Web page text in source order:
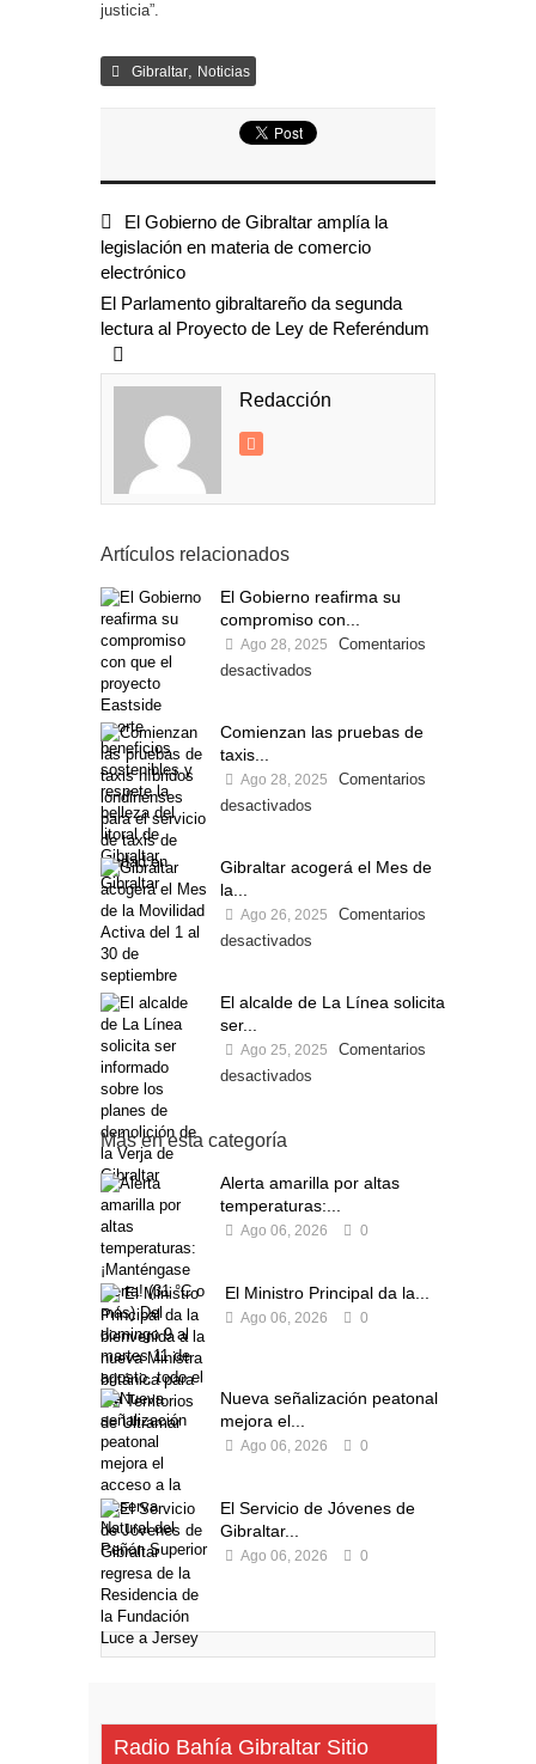
justicia”.
Gibraltar, Noticias
El Gobierno de Gibraltar amplía la
legislación en materia de comercio
electrónico
El Parlamento gibraltareño da segunda
lectura al Proyecto de Ley de Referéndum
Redacción
Artículos relacionados
El Gobierno reafirma su
compromiso con...
Ago 28, 2025
Comentarios
desactivados
Comienzan las pruebas de
taxis...
Ago 28, 2025
Comentarios
desactivados
Gibraltar acogerá el Mes de
la...
Ago 26, 2025
Comentarios
desactivados
El alcalde de La Línea solicita
ser...
Ago 25, 2025
Comentarios
desactivados
Más en esta categoría
Alerta amarilla por altas
temperaturas:...
Ago 06, 2026 0
El Ministro Principal da la...
Ago 06, 2026 0
Nueva señalización peatonal
mejora el...
Ago 06, 2026 0
El Servicio de Jóvenes de
Gibraltar...
Ago 06, 2026 0
Radio Bahía Gibraltar Sitio